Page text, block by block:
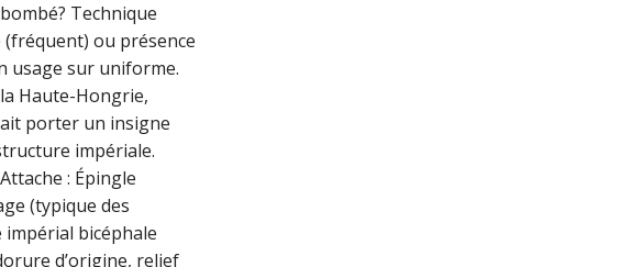
Technique
ou présence
usage sur uniforme.
Haute-Hongrie,
porter un insigne
impériale.
: Épingle
(typique des
impérial bicéphale
d’origine, relief